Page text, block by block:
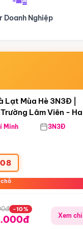
Hành Hương
19:16:35
Lạt Mùa Hè 3N3Đ |
Lâm Viên -
Farm
Minh 3N3Đ
-10%
Xem